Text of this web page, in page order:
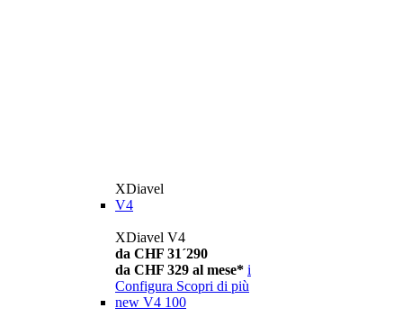
XDiavel
V4
XDiavel V4
da CHF 31´290
da CHF 329 al mese* i
Configura Scopri di più
new V4 100